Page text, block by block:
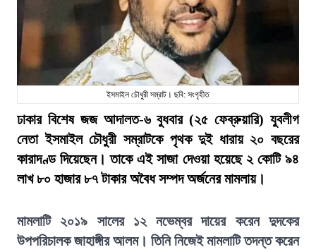
ইসমাইল চৌধুরী সম্রাট। ছবি: সংগৃহীত
ঢাকার বিশেষ জজ আদালত-৬ বুধবার (২৫ ফেব্রুয়ারি) যুবলীগ
নেতা ইসমাইল চৌধুরী সম্রাটকে পৃথক দুই ধারায় ২০ বছরের
কারাদণ্ড দিয়েছেন। তাকে এই সাজা দেওয়া হয়েছে ২ কোটি ৯৪
লাখ ৮০ হাজার ৮৭ টাকার অবৈধ সম্পদ অর্জনের মামলায়।
মামলাটি ২০১৯ সালের ১২ নভেম্বর দায়ের করেন দুদকের
উপপরিচালক জাহাঙ্গীর আলম। তিনি নিজেই মামলাটি তদন্ত করেন